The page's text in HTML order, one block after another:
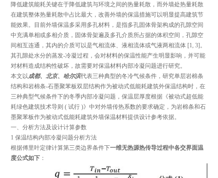
降低建筑能耗关键在于降低建筑与环境之间的热量耗散，而外墙处热量耗散
在建筑整体热量耗散中占比最大，改善外墙的保温措施可以明显提高建筑节
能效果。 目前外墙保温多采用多孔材料，是指多孔固体骨架构成的孔隙空间
中充满单相或多相介质，固体骨架遍及多孔介质所占据的体积空间，孔隙空
间相互连通，其内的介质可以是气相流体、液相流体或气液两相流体 [1, 3]。
其孔隙处水分的蒸发-冷凝过程，会对材料的保温性能产生明显影响，并可能
对材料造成结构性破坏，故需要对保温材料内部冷凝问题进行研究。
本文以成都、北京、哈尔滨代表三种典型的冬冷气候条件，研究单层岩棉条
结构和岩棉条-石墨聚苯板双层结构作为被动式低能耗建筑外保温结构时，在
三种典型气候条件下的冬季内部冷凝问题，保温层厚度根据《被动式超低能
耗绿色建筑技术导则 ( 试行 )》中对外墙传热系数的要求确定，为岩棉条和石
墨聚苯板作为被动式低能耗建筑外墙保温材料提供设计参考依据。
一、分析方法及设计计算参数
1 保温结构内部冷凝问题分析方法
根据傅里叶定律计算第三类边界条件下一维无热源热传导过程中各交界面温
度公式如下 ：